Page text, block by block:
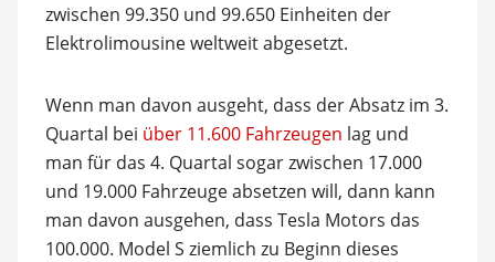
zwischen 99.350 und 99.650 Einheiten der
Elektrolimousine weltweit abgesetzt.
Wenn man davon ausgeht, dass der Absatz im 3.
Quartal bei über 11.600 Fahrzeugen lag und
man für das 4. Quartal sogar zwischen 17.000
und 19.000 Fahrzeuge absetzen will, dann kann
man davon ausgehen, dass Tesla Motors das
100.000. Model S ziemlich zu Beginn dieses